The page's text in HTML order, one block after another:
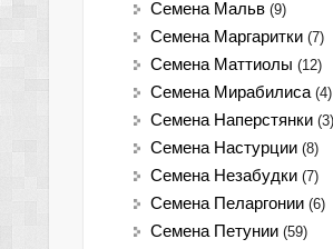
Семена Мальв (9)
Семена Маргаритки (7)
Семена Маттиолы (12)
Семена Мирабилиса (4)
Семена Наперстянки (3)
Семена Настурции (8)
Семена Незабудки (7)
Семена Пеларгонии (6)
Семена Петунии (59)